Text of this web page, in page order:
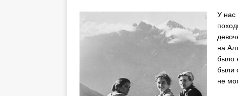
У нас
на
было
были
не